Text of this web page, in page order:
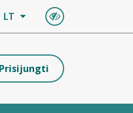
LT
Prisijungti